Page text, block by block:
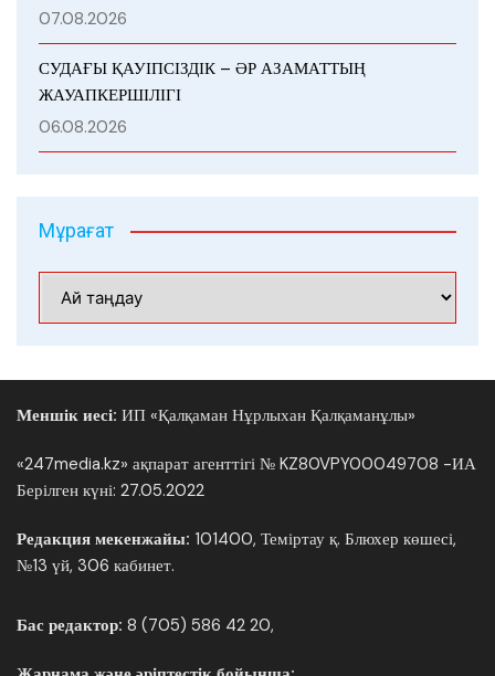
07.08.2026
СУДАҒЫ ҚАУІПСІЗДІК – ӘР АЗАМАТТЫҢ
ЖАУАПКЕРШІЛІГІ
06.08.2026
Мұрағат
Меншік иесі: ИП «Қалқаман Нұрлыхан Қалқаманұлы»
«247media.kz» ақпарат агенттігі № KZ80VPY00049708 -ИА
Берілген күні: 27.05.2022
Редакция мекенжайы: 101400, Теміртау қ. Блюхер көшесі,
№13 үй, 306 кабинет.
Бас редактор: 8 (705) 586 42 20,